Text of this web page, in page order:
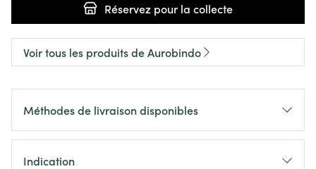
Réservez pour la collecte
Voir tous les produits de Aurobindo
Méthodes de livraison disponibles
Indication